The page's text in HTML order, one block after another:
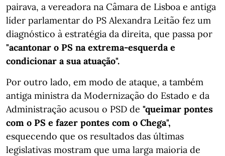
pairava, a vereadora na Câmara de Lisboa e antiga
líder parlamentar do PS Alexandra Leitão fez um
diagnóstico à estratégia da direita, que passa por
"acantonar o PS na extrema-esquerda e
condicionar a sua atuação".
Por outro lado, em modo de ataque, a também
antiga ministra da Modernização do Estado e da
Administração acusou o PSD de "queimar pontes
com o PS e fazer pontes com o Chega",
esquecendo que os resultados das últimas
legislativas mostram que uma larga maioria de